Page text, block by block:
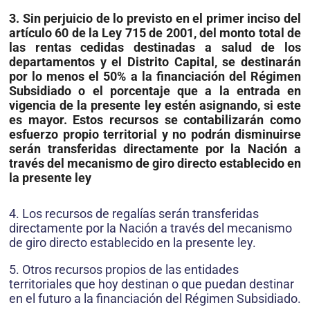
3. Sin perjuicio de lo previsto en el primer inciso del
artículo 60 de la Ley 715 de 2001, del monto total de
las rentas cedidas destinadas a salud de los
departamentos y el Distrito Capital, se destinarán
por lo menos el 50% a la financiación del Régimen
Subsidiado o el porcentaje que a la entrada en
vigencia de la presente ley estén asignando, si este
es mayor. Estos recursos se contabilizarán como
esfuerzo propio territorial y no podrán disminuirse
serán transferidas directamente por la Nación a
través del mecanismo de giro directo establecido en
la presente ley
4. Los recursos de regalías serán transferidas
directamente por la Nación a través del mecanismo
de giro directo establecido en la presente ley.
5. Otros recursos propios de las entidades
territoriales que hoy destinan o que puedan destinar
en el futuro a la financiación del Régimen Subsidiado.